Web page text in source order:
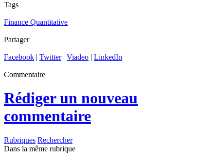
Tags
Finance Quantitative
Partager
Facebook | Twitter| Viadeo | LinkedIn
Commentaire
Rédiger un nouveau
commentaire
Rubriques Rechercher
Dans la même rubrique